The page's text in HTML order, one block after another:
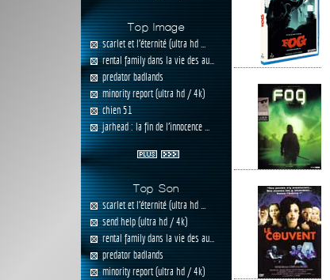
Top Image
scarlet et l'éternité (ultra hd ...
rental family dans la vie des au...
predator badlands
minority report (ultra hd / 4k)
chien 51
jarhead : la fin de l'innocence ...
Top Son
scarlet et l'éternité (ultra hd ...
send help (ultra hd / 4k)
rental family dans la vie des au...
predator badlands
minority report (ultra hd / 4k)